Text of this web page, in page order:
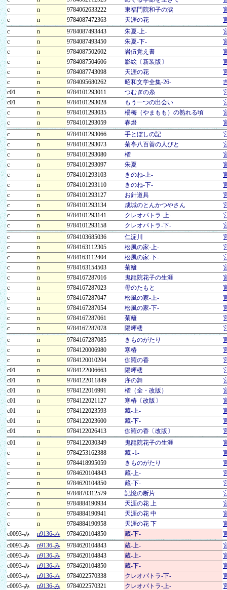
c
n 9784062633222 東福門院和子の涙
c
n 9784087472363 天涯の花
c
n 9784087493443 朱夏-上-
c
n 9784087493450 朱夏-下-
c
n 9784087502602 岩伍覚え書
c
n 9784087504606 影絵〔新装版〕
c
n 9784087743098 天涯の花
c
n 9784095680262 昭和文学全集-26-
c01
n 9784101293011 つむぎの糸
c01
n 9784101293028 もう一つの出会い
c
n 9784101293035 楊梅（やまもも）の熟れる頃
c
n 9784101293059 春燈
c
n 9784101293066 手とぼしの記
c
n 9784101293073 菊亭八百善の人びと
c
n 9784101293080 櫂
c
n 9784101293097 朱夏
c
n 9784101293103 きのね-上-
c
n 9784101293110 きのね-下-
c
n 9784101293127 お針道具
c
n 9784101293134 成城のとんかつやさん
c
n 9784101293141 クレオパトラ-上-
c
n 9784101293158 クレオパトラ-下-
c
n 9784103685036 仁淀川
c
n 9784163112305 松風の家-上-
c
n 9784163112404 松風の家-下-
c
n 9784163154503 菊籬
c
n 9784167287016 鬼龍院花子の生涯
c
n 9784167287023 母のたもと
c
n 9784167287047 松風の家-上-
c
n 9784167287054 松風の家-下-
c
n 9784167287061 菊籬
c
n 9784167287078 陽暉楼
c
n 9784167287085 きものがたり
c
n 9784120006980 寒椿
c
n 9784120010204 伽羅の香
c01
n 9784122006663 陽暉楼
c01
n 9784122011849 序の舞
c01
n 9784122016991 櫂（全・改版）
c01
n 9784122021127 寒椿〔改版〕
c01
n 9784122023593 藏-上-
c01
n 9784122023600 藏-下-
c01
n 9784122026413 伽羅の香〔改版〕
c01
n 9784122030349 鬼龍院花子の生涯
c
n 9784253162388 藏 -1-
c
n 9784418995059 きものがたり
c
n 9784620104843 藏-上-
c
n 9784620104850 藏-下-
c
n 9784870312579 記憶の断片
c
n 9784884190934 天涯の花 上
c
n 9784884190941 天涯の花 中
c
n 9784884190958 天涯の花 下
c0093-み
n9136-み 9784620104850 蔵-下-
c0093-み
n9136-み 9784620104843 蔵-上-
c0093-み
n9136-み 9784620104843 蔵-上-
c0093-み
n9136-み 9784620104850 蔵-下-
c0093-み
n9136-み 9784022570338 クレオパトラ-下-
c0093-み
n9136-み 9784022570321 クレオパトラ-上-